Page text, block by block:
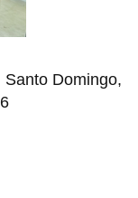
Domingo,